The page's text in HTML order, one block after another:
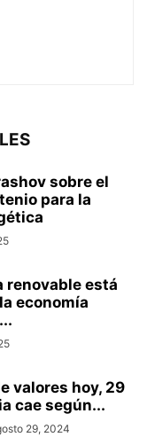
sobre el
para la
renovable está
economía
valores hoy, 29
cae según...
29, 2024